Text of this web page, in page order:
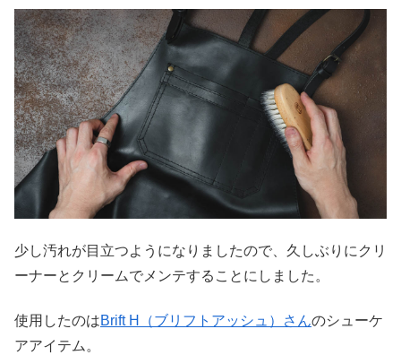
少し汚れが目立つようになりましたので、久しぶりにクリ
ーナーとクリームでメンテすることにしました。
使用したのはBrift H（ブリフトアッシュ）さんのシューケ
アアイテム。